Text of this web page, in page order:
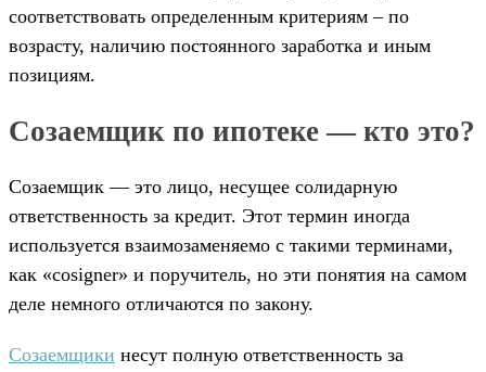
соответствовать определенным критериям – по
возрасту, наличию постоянного заработка и иным
позициям.
Созаемщик по ипотеке — кто это?
Созаемщик — это лицо, несущее солидарную
ответственность за кредит. Этот термин иногда
используется взаимозаменяемо с такими терминами,
как «cosigner» и поручитель, но эти понятия на самом
деле немного отличаются по закону.
Созаемщики несут полную ответственность за